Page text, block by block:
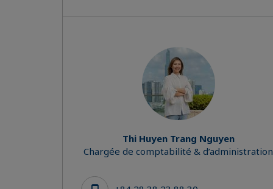
Thi Huyen Trang Nguyen
Chargée de comptabilité & d’administration